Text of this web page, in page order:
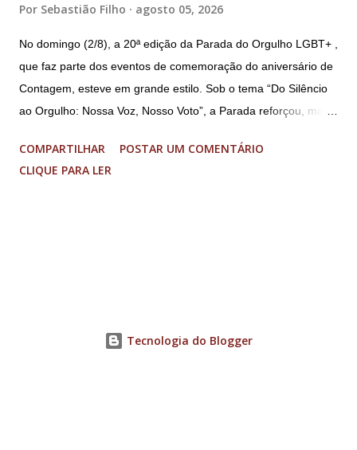
Por Sebastião Filho agosto 05, 2026
No domingo (2/8), a 20ª edição da Parada do Orgulho LGBT+ ,
que faz parte dos eventos de comemoração do aniversário de
Contagem, esteve em grande estilo. Sob o tema “Do Silêncio
ao Orgulho: Nossa Voz, Nosso Voto”, a Parada reforçou, mais
município. A concentração foi na Praça da Glória, que estava
preparada com um palco e contou com diversos shows,
por ser um movimento de resistência, de ocupação das ruas e
COMPARTILHAR
POSTAR UM COMENTÁRIO
CLIQUE PARA LER
Tecnologia do Blogger